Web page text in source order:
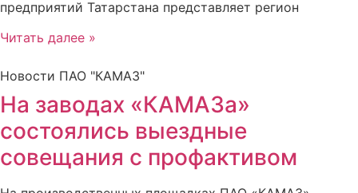
предприятий Татарстана представляет регион
Читать далее »
Новости ПАО "КАМАЗ"
На заводах «КАМАЗа»
состоялись выездные
совещания с профактивом